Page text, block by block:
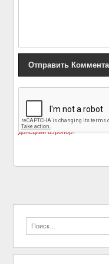
На Украине найден
мертвым режиссер
фильма о боях за
донецкий аэропорт